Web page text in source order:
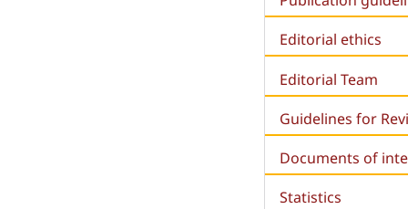
Editorial ethics
Editorial Team
Guidelines for
Documents of
Statistics